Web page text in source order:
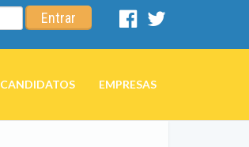
Entrar
Facebook
CANDIDATOS EMPRESAS